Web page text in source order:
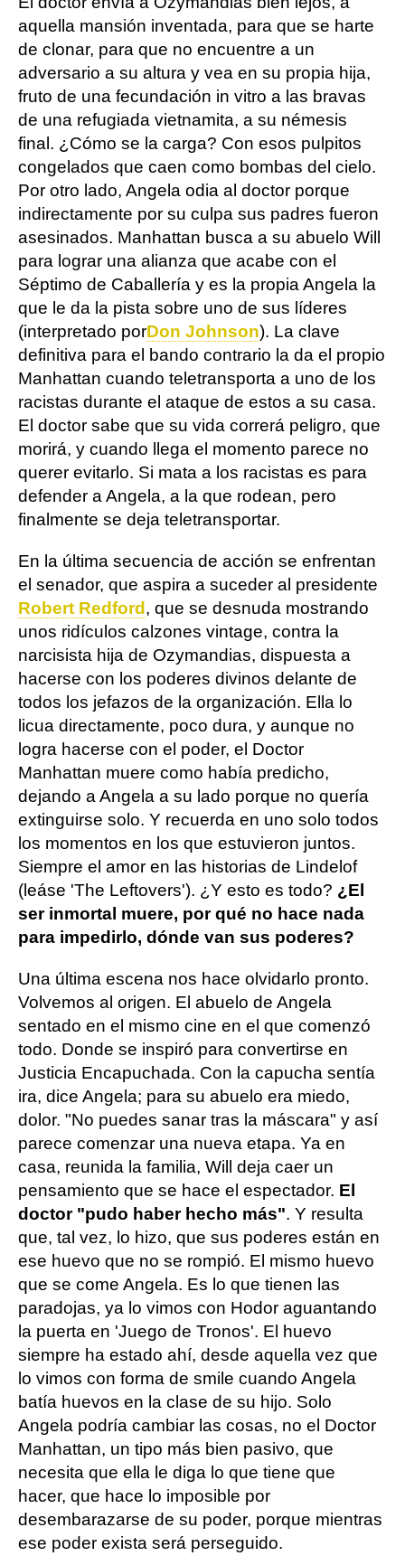
aquella mansión inventada, para que se harte
de clonar, para que no encuentre a un
adversario a su altura y vea en su propia hija,
fruto de una fecundación in vitro a las bravas
de una refugiada vietnamita, a su némesis
final. ¿Cómo se la carga? Con esos pulpitos
congelados que caen como bombas del cielo.
Por otro lado, Angela odia al doctor porque
indirectamente por su culpa sus padres fueron
asesinados. Manhattan busca a su abuelo Will
para lograr una alianza que acabe con el
Séptimo de Caballería y es la propia Angela la
que le da la pista sobre uno de sus líderes
(interpretado porDon Johnson). La clave
definitiva para el bando contrario la da el propio
Manhattan cuando teletransporta a uno de los
racistas durante el ataque de estos a su casa.
El doctor sabe que su vida correrá peligro, que
morirá, y cuando llega el momento parece no
querer evitarlo. Si mata a los racistas es para
defender a Angela, a la que rodean, pero
finalmente se deja teletransportar.
En la última secuencia de acción se enfrentan
el senador, que aspira a suceder al presidente
Robert Redford , que se desnuda mostrando
unos ridículos calzones vintage, contra la
narcisista hija de Ozymandias, dispuesta a
hacerse con los poderes divinos delante de
todos los jefazos de la organización. Ella lo
licua directamente, poco dura, y aunque no
logra hacerse con el poder, el Doctor
Manhattan muere como había predicho,
dejando a Angela a su lado porque no quería
extinguirse solo. Y recuerda en uno solo todos
los momentos en los que estuvieron juntos.
Siempre el amor en las historias de Lindelof
(leáse 'The Leftovers'). ¿Y esto es todo? ¿El
ser inmortal muere, por qué no hace nada
para impedirlo, dónde van sus poderes?
Una última escena nos hace olvidarlo pronto.
Volvemos al origen. El abuelo de Angela
sentado en el mismo cine en el que comenzó
todo. Donde se inspiró para convertirse en
Justicia Encapuchada. Con la capucha sentía
ira, dice Angela; para su abuelo era miedo,
dolor. "No puedes sanar tras la máscara" y así
parece comenzar una nueva etapa. Ya en
casa, reunida la familia, Will deja caer un
pensamiento que se hace el espectador. El
doctor "pudo haber hecho más". Y resulta
que, tal vez, lo hizo, que sus poderes están en
ese huevo que no se rompió. El mismo huevo
que se come Angela. Es lo que tienen las
paradojas, ya lo vimos con Hodor aguantando
la puerta en 'Juego de Tronos'. El huevo
siempre ha estado ahí, desde aquella vez que
lo vimos con forma de smile cuando Angela
batía huevos en la clase de su hijo. Solo
Angela podría cambiar las cosas, no el Doctor
Manhattan, un tipo más bien pasivo, que
necesita que ella le diga lo que tiene que
hacer, que hace lo imposible por
desembarazarse de su poder, porque mientras
ese poder exista será perseguido.